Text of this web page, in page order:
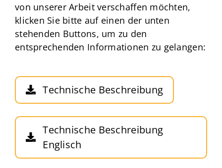
von unserer Arbeit verschaffen möchten,
klicken Sie bitte auf einen der unten
stehenden Buttons, um zu den
entsprechenden Informationen zu gelangen:
Technische Beschreibung
Technische Beschreibung
Englisch